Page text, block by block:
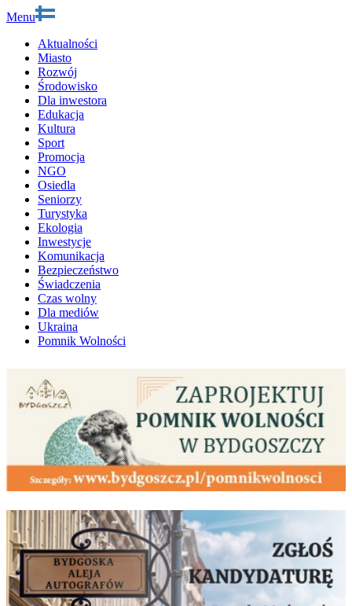
Menu
Aktualności
Miasto
Rozwój
Środowisko
Dla inwestora
Edukacja
Kultura
Sport
Promocja
NGO
Osiedla
Seniorzy
Turystyka
Ekologia
Inwestycje
Komunikacja
Bezpieczeństwo
Świadczenia
Czas wolny
Dla mediów
Ukraina
Pomnik Wolności